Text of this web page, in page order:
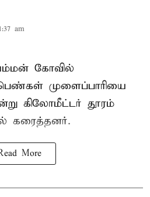
am
கோவில்
பெண்கள் முளைப்பாரியை
கிலோமீட்டர் தூரம்
கரைத்தனர்.
More